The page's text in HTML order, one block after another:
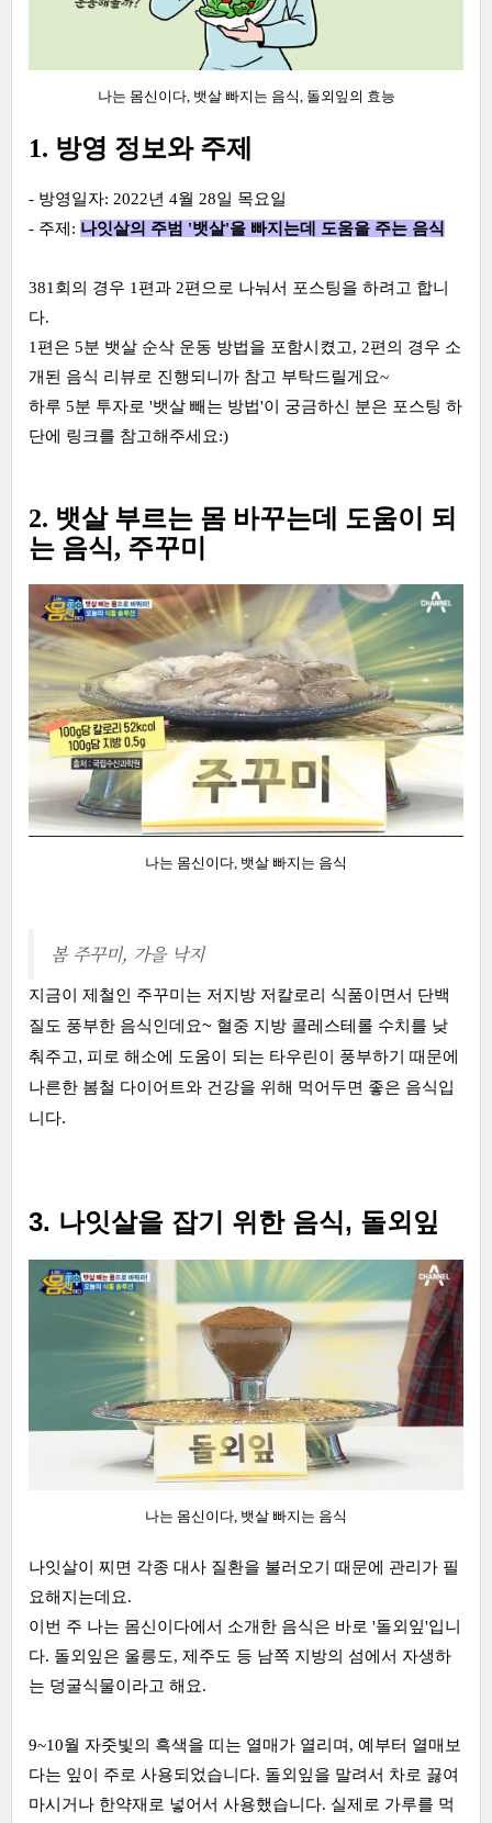
나는 몸신이다, 뱃살 빠지는 음식, 돌외잎의 효능
1. 방영 정보와 주제
- 방영일자: 2022년 4월 28일 목요일
- 주제: 나잇살의 주범 '뱃살'을 빠지는데 도움을 주는 음식
381회의 경우 1편과 2편으로 나눠서 포스팅을 하려고 합니
다.
1편은 5분 뱃살 순삭 운동 방법을 포함시켰고, 2편의 경우 소
개된 음식 리뷰로 진행되니까 참고 부탁드릴게요~
하루 5분 투자로 '뱃살 빼는 방법'이 궁금하신 분은 포스팅 하
단에 링크를 참고해주세요:)
2. 뱃살 부르는 몸 바꾸는데 도움이 되
는 음식, 주꾸미
나는 몸신이다, 뱃살 빠지는 음식
봄 주꾸미, 가을 낙지
지금이 제철인 주꾸미는 저지방 저칼로리 식품이면서 단백
질도 풍부한 음식인데요~ 혈중 지방 콜레스테롤 수치를 낮
춰주고, 피로 해소에 도움이 되는 타우린이 풍부하기 때문에
나른한 봄철 다이어트와 건강을 위해 먹어두면 좋은 음식입
니다.
3. 나잇살을 잡기 위한 음식, 돌외잎
나는 몸신이다, 뱃살 빠지는 음식
나잇살이 찌면 각종 대사 질환을 불러오기 때문에 관리가 필
요해지는데요.
이번 주 나는 몸신이다에서 소개한 음식은 바로 '돌외잎'입니
다. 돌외잎은 울릉도, 제주도 등 남쪽 지방의 섬에서 자생하
는 덩굴식물이라고 해요.
9~10월 자줏빛의 흑색을 띠는 열매가 열리며, 예부터 열매보
다는 잎이 주로 사용되었습니다. 돌외잎을 말려서 차로 끓여
마시거나 한약재로 넣어서 사용했습니다. 실제로 가루를 먹